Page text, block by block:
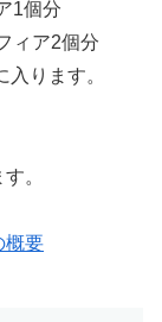
1個分
ィア2個分
ります。
。
概要